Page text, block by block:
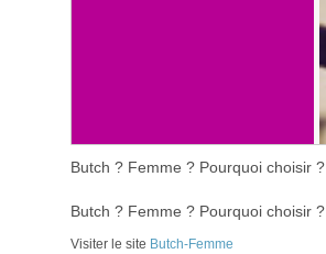
Butch ? Femme ? Pourquoi choisir ?
Butch ? Femme ? Pourquoi choisir ?
Visiter le site Butch-Femme